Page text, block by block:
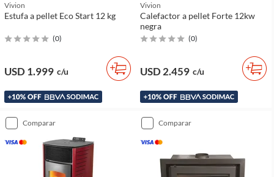
Vivion
Estufa a pellet Eco Start 12 kg
(0)
USD 1.999 c/u
Vivion
Calefactor a pellet Forte 12kw
negra
(0)
USD 2.459 c/u
comparar comparar